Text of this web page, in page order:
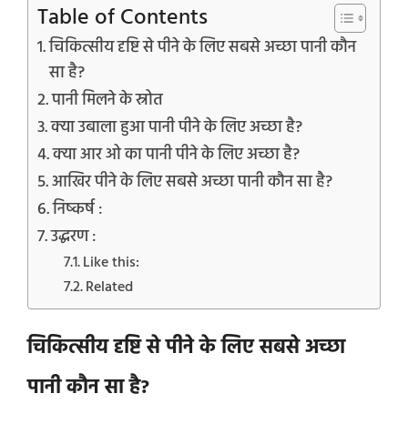
Table of Contents
चिकित्सीय दृष्टि से पीने के लिए सबसे अच्छा पानी कौन
सा है?
पानी मिलने के स्रोत
क्या उबाला हुआ पानी पीने के लिए अच्छा है?
क्या आर ओ का पानी पीने के लिए अच्छा है?
आखिर पीने के लिए सबसे अच्छा पानी कौन सा है?
निष्कर्ष :
उद्धरण :
Like this:
Related
चिकित्सीय दृष्टि से पीने के लिए सबसे अच्छा
पानी कौन सा है?